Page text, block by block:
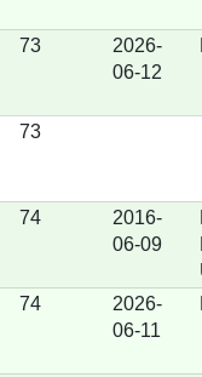
73
2026-
06-12
73
74
2016-
06-09
74
2026-
06-11